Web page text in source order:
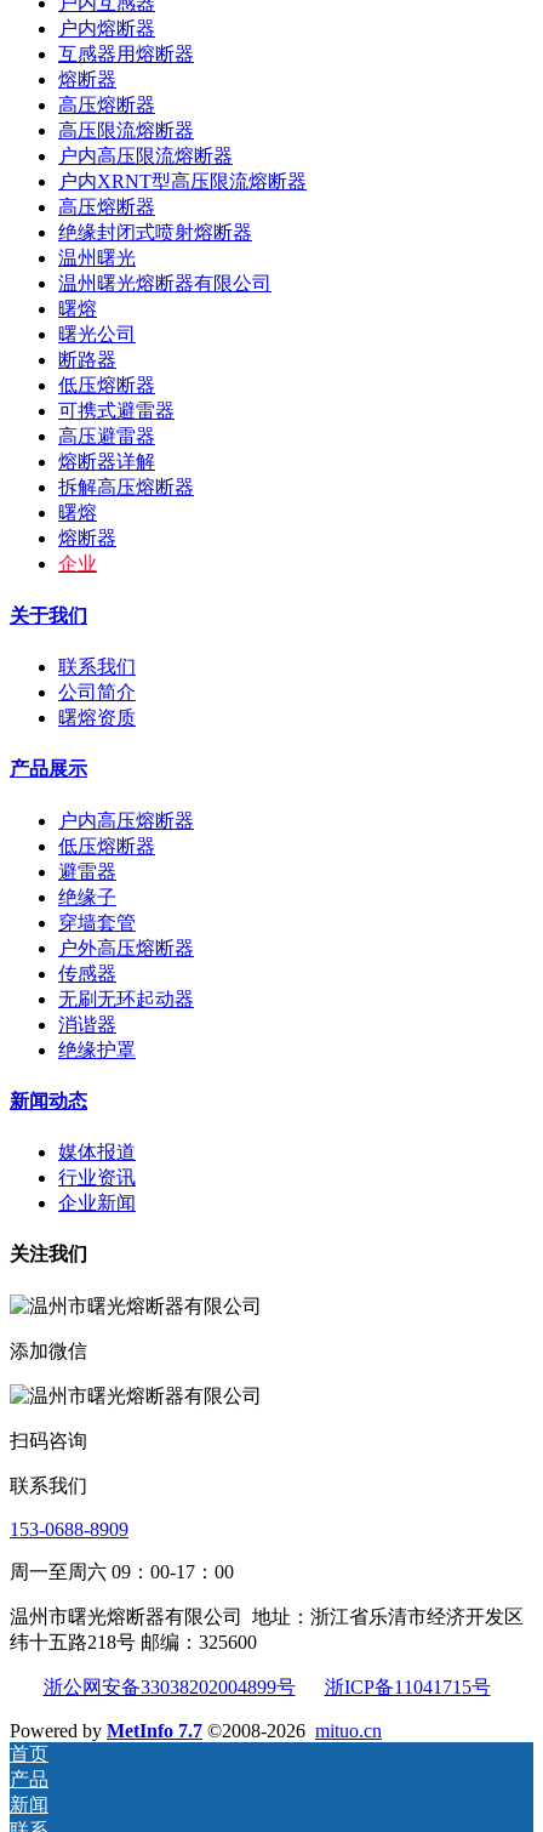
户内熔断器
互感器用熔断器
熔断器
高压熔断器
高压限流熔断器
户内高压限流熔断器
户内XRNT型高压限流熔断器
高压熔断器
绝缘封闭式喷射熔断器
温州曙光
温州曙光熔断器有限公司
曙熔
曙光公司
断路器
低压熔断器
可携式避雷器
高压避雷器
熔断器详解
拆解高压熔断器
曙熔
熔断器
企业
关于我们
联系我们
公司简介
曙熔资质
产品展示
户内高压熔断器
低压熔断器
避雷器
绝缘子
穿墙套管
户外高压熔断器
传感器
无刷无环起动器
消谐器
绝缘护罩
新闻动态
媒体报道
行业资讯
企业新闻
关注我们
添加微信
扫码咨询
联系我们
153-0688-8909
周一至周六 09：00-17：00
温州市曙光熔断器有限公司
地址：浙江省乐清市经济开发区
纬十五路218号 邮编：325600
浙公网安备33038202004899号 浙ICP备11041715号
Powered by MetInfo 7.7 ©2008-2026 mituo.cn
首页
产品
新闻